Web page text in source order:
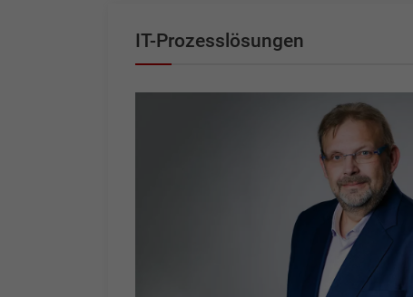
IT-Prozesslösungen